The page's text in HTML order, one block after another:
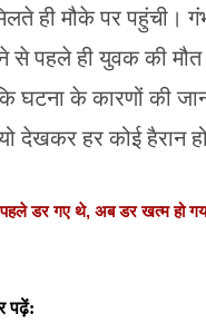
ही मौके पर
से पहले ही युवक की मौत
घटना के कारणों की
देखकर हर कोई हैरान
डर गए थे, अब डर खत्म हो
पढ़ें: